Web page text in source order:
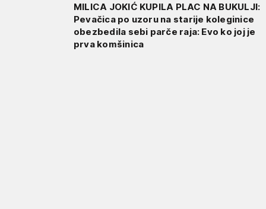
MILICA JOKIĆ KUPILA PLAC NA BUKULJI:
Pevačica po uzoru na starije koleginice
obezbedila sebi parče raja: Evo ko joj je
prva komšinica